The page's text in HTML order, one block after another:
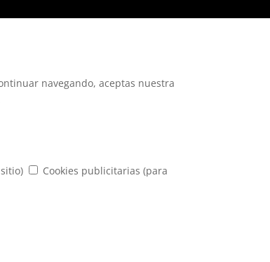
navegando, aceptas nuestra
Cookies publicitarias (para